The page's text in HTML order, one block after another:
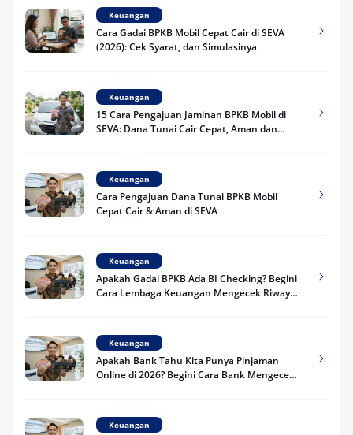
Keuangan
Cara Gadai BPKB Mobil Cepat Cair di SEVA
(2026): Cek Syarat, dan Simulasinya
Keuangan
15 Cara Pengajuan Jaminan BPKB Mobil di
SEVA: Dana Tunai Cair Cepat, Aman dan
Keuangan
Cara Pengajuan Dana Tunai BPKB Mobil
Cepat Cair & Aman di SEVA
Keuangan
Apakah Gadai BPKB Ada BI Checking? Begini
Cara Lembaga Keuangan Mengecek Riwayat
Keuangan
Apakah Bank Tahu Kita Punya Pinjaman
Online di 2026? Begini Cara Bank Mengecek
Keuangan